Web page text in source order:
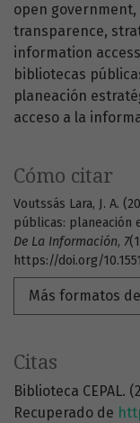
open government
transparence
information access
bibliotecas
planeación
acceso a la
Cómo citar
Voutssás Lara, J. A.
públicas: planeación
De La Información, 7
https://doi.org/
Más formatos
Citas
Biblioteca CEPAL.
Recuperado de